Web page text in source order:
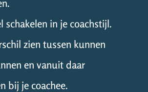
schakelen in je coachstijl.
zien tussen kunnen
en vanuit daar
bij je coachee.